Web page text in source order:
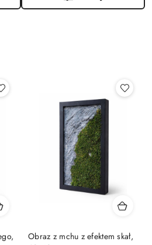
Obraz z mchu z efektem skał,